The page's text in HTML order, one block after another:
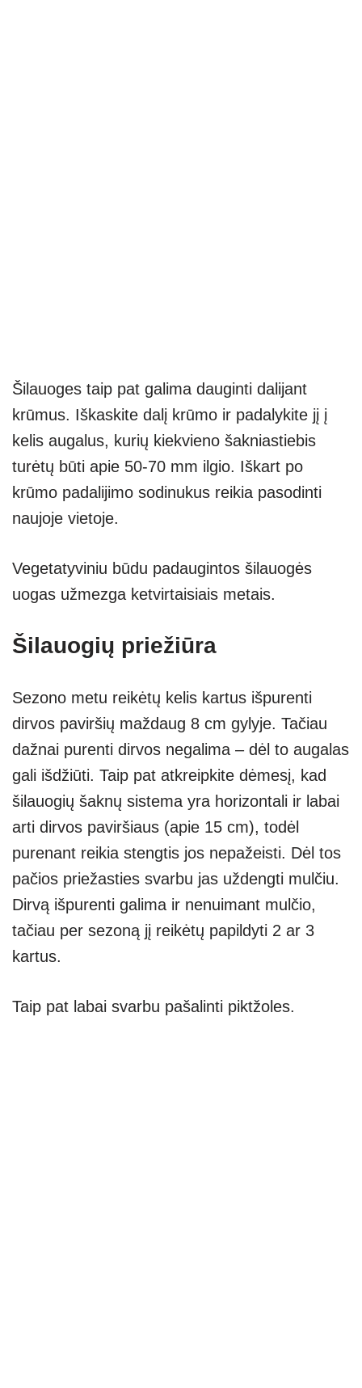
Šilauoges taip pat galima dauginti dalijant
krūmus. Iškaskite dalį krūmo ir padalykite jį į
kelis augalus, kurių kiekvieno šakniastiebis
turėtų būti apie 50-70 mm ilgio. Iškart po
krūmo padalijimo sodinukus reikia pasodinti
naujoje vietoje.
Vegetatyviniu būdu padaugintos šilauogės
uogas užmezga ketvirtaisiais metais.
Šilauogių priežiūra
Sezono metu reikėtų kelis kartus išpurenti
dirvos paviršių maždaug 8 cm gylyje. Tačiau
dažnai purenti dirvos negalima – dėl to augalas
gali išdžiūti. Taip pat atkreipkite dėmesį, kad
šilauogių šaknų sistema yra horizontali ir labai
arti dirvos paviršiaus (apie 15 cm), todėl
purenant reikia stengtis jos nepažeisti. Dėl tos
pačios priežasties svarbu jas uždengti mulčiu.
Dirvą išpurenti galima ir nenuimant mulčio,
tačiau per sezoną jį reikėtų papildyti 2 ar 3
kartus.
Taip pat labai svarbu pašalinti piktžoles.